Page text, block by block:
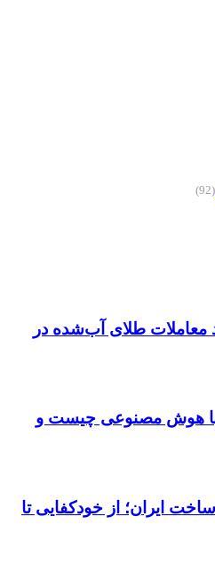
(92)
معاملات طلای آب‌شده در
با هوش مصنوعی چیست و
ایران؛ از خودکفایی تا